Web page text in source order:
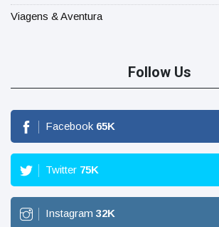
Viagens & Aventura
Follow Us
Facebook 65K
Twitter 75K
Instagram 32K